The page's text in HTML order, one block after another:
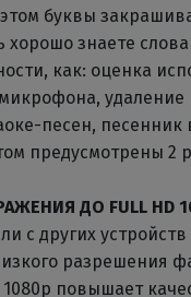
буквы
знаете
как: оценка
удаление
песен,
предусмотрены 2
ДО FULL HD
с других
разрешения
1080р повышает